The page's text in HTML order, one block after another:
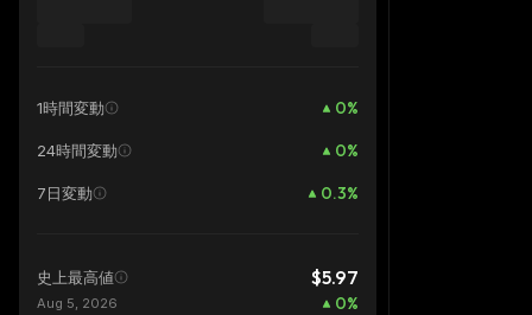
1時間変動 0%
24時間変動 0%
7日変動 0.3%
史上最高値 $5.97
Aug 5, 2026 0%